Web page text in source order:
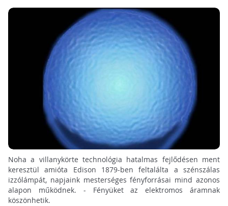
Noha a villanykörte technológia hatalmas fejlődésen ment
keresztül amióta Edison 1879-ben feltalálta a szénszálas
izzólámpát, napjaink mesterséges fényforrásai mind azonos
alapon működnek. - Fényüket az elektromos áramnak
köszönhetik.